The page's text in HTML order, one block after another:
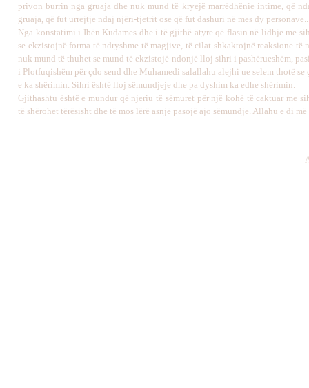
privon burrin nga gruaja dhe nuk mund të kryejë marrëdhënie intime, që
gruaja, që fut urrejtje ndaj njëri-tjetrit ose që fut dashuri në mes dy
Nga konstatimi i Ibën Kudames dhe i të gjithë atyre që flasin në lidhje me
se ekzistojnë forma të ndryshme të magjive, të cilat shkaktojnë reaksione të
nuk mund të thuhet se mund të ekzistojë ndonjë lloj sihri i pashërueshëm,
i Plotfuqishëm për çdo send dhe Muhamedi salallahu alejhi ue selem thotë se
e ka shërimin. Sihri është lloj sëmundjeje dhe pa dyshim ka edhe shërimin.
Gjithashtu është e mundur që njeriu të sëmuret për një kohë të caktuar me
të shërohet tërësisht dhe të mos lërë asnjë pasojë ajo sëmundje. Allahu e di